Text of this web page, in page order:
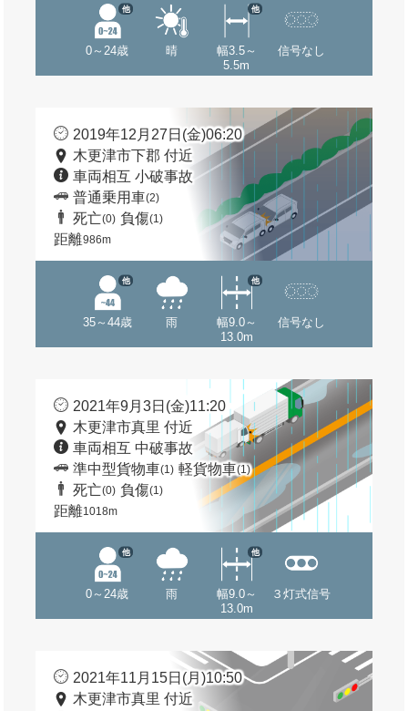
0～24歳
他
晴
幅3.5～
5.5m
他
信号なし
2019年12月27日(金)06:20
木更津市下郡 付近
車両相互 小破事故
普通乗用車(2)
死亡(0) 負傷(1)
距離986m
35～44歳
他
雨
幅9.0～
13.0m
他
信号なし
2021年9月3日(金)11:20
木更津市真里 付近
車両相互 中破事故
準中型貨物車(1) 軽貨物車(1)
死亡(0) 負傷(1)
距離1018m
0～24歳
他
雨
幅9.0～
13.0m
他
３灯式信号
2021年11月15日(月)10:50
木更津市真里 付近